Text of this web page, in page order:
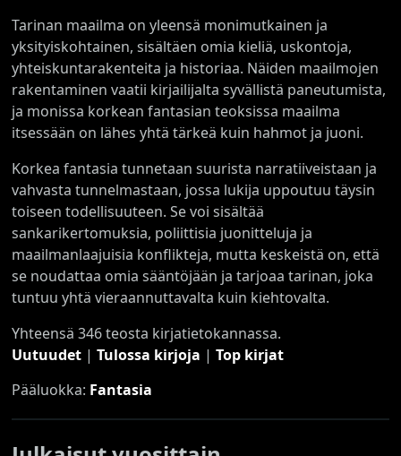
Tarinan maailma on yleensä monimutkainen ja
yksityiskohtainen, sisältäen omia kieliä, uskontoja,
yhteiskuntarakenteita ja historiaa. Näiden maailmojen
rakentaminen vaatii kirjailijalta syvällistä paneutumista,
ja monissa korkean fantasian teoksissa maailma
itsessään on lähes yhtä tärkeä kuin hahmot ja juoni.
Korkea fantasia tunnetaan suurista narratiiveistaan ja
vahvasta tunnelmastaan, jossa lukija uppoutuu täysin
toiseen todellisuuteen. Se voi sisältää
sankarikertomuksia, poliittisia juonitteluja ja
maailmanlaajuisia konflikteja, mutta keskeistä on, että
se noudattaa omia sääntöjään ja tarjoaa tarinan, joka
tuntuu yhtä vieraannuttavalta kuin kiehtovalta.
Yhteensä 346 teosta kirjatietokannassa.
Uutuudet |Tulossa kirjoja |Top kirjat
Pääluokka: Fantasia